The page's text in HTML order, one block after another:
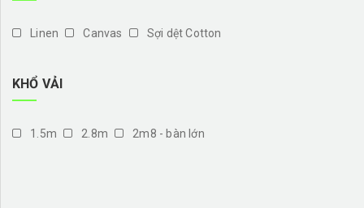
Linen Canvas Sợi dệt Cotton
KHỔ VẢI
1.5m 2.8m 2m8 - bàn lớn